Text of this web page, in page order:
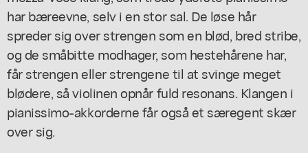
har bæreevne, selv i en stor sal. De løse hår
spreder sig over strengen som en blød, bred stribe,
og de småbitte modhager, som hestehårene har,
får strengen eller strengene til at svinge meget
blødere, så violinen opnår fuld resonans. Klangen i
pianissimo-akkorderne får også et særegent skær
over sig.